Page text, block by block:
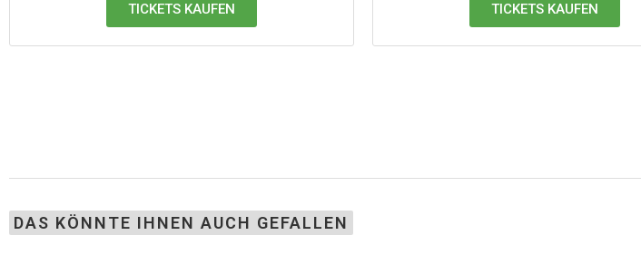
TICKETS KAUFEN TICKETS KAUFEN
DAS KÖNNTE IHNEN AUCH GEFALLEN